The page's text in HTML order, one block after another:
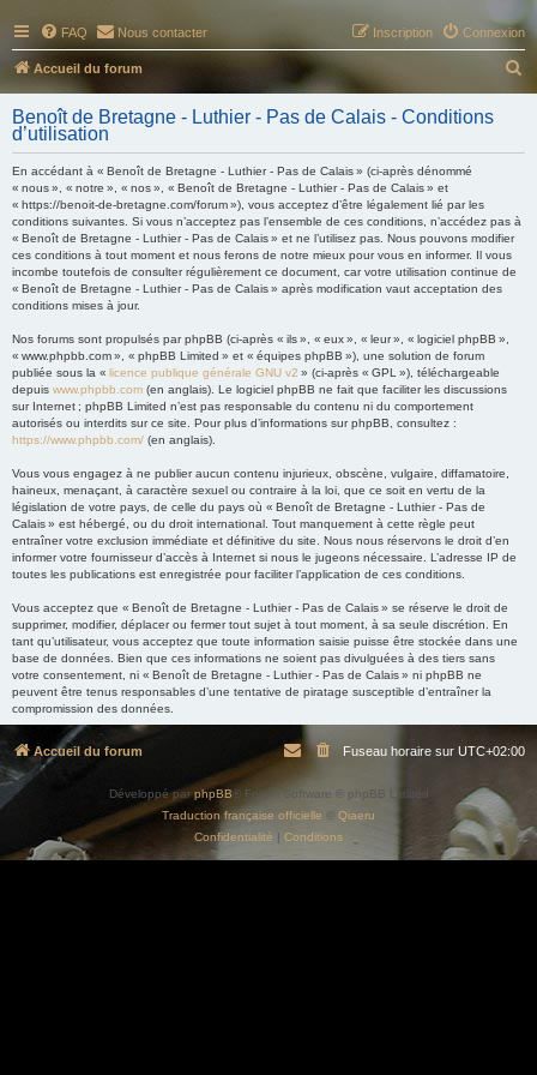
FAQ Nous contacter Connexion
Inscription
Accueil du forum
e
h
Benoît de Bretagne - Luthier - Pas de Calais - Conditions
d’utilisation
En accédant à « Benoît de Bretagne - Luthier - Pas de Calais » (ci-après dénommé
« nous », « notre », « nos », « Benoît de Bretagne - Luthier - Pas de Calais » et
« https://benoit-de-bretagne.com/forum »), vous acceptez d’être légalement lié par les
conditions suivantes. Si vous n’acceptez pas l’ensemble de ces conditions, n’accédez pas à
« Benoît de Bretagne - Luthier - Pas de Calais » et ne l’utilisez pas. Nous pouvons modifier
ces conditions à tout moment et nous ferons de notre mieux pour vous en informer. Il vous
incombe toutefois de consulter régulièrement ce document, car votre utilisation continue de
« Benoît de Bretagne - Luthier - Pas de Calais » après modification vaut acceptation des
conditions mises à jour.
Nos forums sont propulsés par phpBB (ci-après « ils », « eux », « leur », « logiciel phpBB »,
« www.phpbb.com », « phpBB Limited » et « équipes phpBB »), une solution de forum
publiée sous la « licence publique générale GNU v2 » (ci-après « GPL »), téléchargeable
depuis www.phpbb.com (en anglais). Le logiciel phpBB ne fait que faciliter les discussions
sur Internet ; phpBB Limited n’est pas responsable du contenu ni du comportement
autorisés ou interdits sur ce site. Pour plus d’informations sur phpBB, consultez :
https://www.phpbb.com/ (en anglais).
Vous vous engagez à ne publier aucun contenu injurieux, obscène, vulgaire, diffamatoire,
haineux, menaçant, à caractère sexuel ou contraire à la loi, que ce soit en vertu de la
législation de votre pays, de celle du pays où « Benoît de Bretagne - Luthier - Pas de
Calais » est hébergé, ou du droit international. Tout manquement à cette règle peut
entraîner votre exclusion immédiate et définitive du site. Nous nous réservons le droit d’en
informer votre fournisseur d’accès à Internet si nous le jugeons nécessaire. L’adresse IP de
toutes les publications est enregistrée pour faciliter l’application de ces conditions.
Vous acceptez que « Benoît de Bretagne - Luthier - Pas de Calais » se réserve le droit de
supprimer, modifier, déplacer ou fermer tout sujet à tout moment, à sa seule discrétion. En
tant qu’utilisateur, vous acceptez que toute information saisie puisse être stockée dans une
base de données. Bien que ces informations ne soient pas divulguées à des tiers sans
votre consentement, ni « Benoît de Bretagne - Luthier - Pas de Calais » ni phpBB ne
peuvent être tenus responsables d’une tentative de piratage susceptible d’entraîner la
compromission des données.
Accueil du forum Fuseau horaire sur UTC+02:00
Développé par phpBB® Forum Software © phpBB Limited
Traduction française officielle © Qiaeru
Confidentialité | Conditions